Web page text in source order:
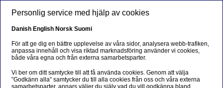
Beklager...
Denne siden findes ikke på norsk
Personlig service med hjälp av cookies
Danish English Norsk Suomi
För att ge dig en bättre upplevelse av våra sidor, analysera webb-trafiken,
anpassa innehåll och visa riktad marknadsföring använder vi cookies,
både våra egna och från externa samarbetsparter.
Vi ber om ditt samtycke till att få använda cookies. Genom att välja
”Godkänn alla” samtycker du till alla cookies från oss och våra externa
samarbetsparter, annars väljer du själv vad du vill godkänna bland